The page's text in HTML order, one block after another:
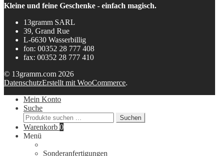
Kleine und feine Geschenke - einfach magisch.
13gramm SARL
39, Grand Rue
L-6630 Wasserbillig
fon: 00352 28 777 408
fax: 00352 28 777 410
© 13gramm.com 2026
DatenschutzErstellt mit WooCommerce.
Mein Konto
Suche
Suchen
nach:
Suchen
Warenkorb 0
Menü
Sonderanfertigungen